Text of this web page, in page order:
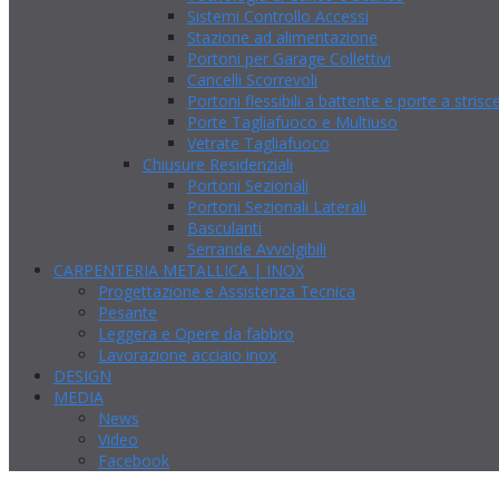
Sistemi Controllo Accessi
Stazione ad alimentazione
Portoni per Garage Collettivi
Cancelli Scorrevoli
Portoni flessibili a battente e porte a
Porte Tagliafuoco e Multiuso
Vetrate Tagliafuoco
Chiusure Residenziali
Portoni Sezionali
Portoni Sezionali Laterali
Basculanti
Serrande Avvolgibili
CARPENTERIA METALLICA | INOX
Progettazione e Assistenza Tecnica
Pesante
Leggera e Opere da fabbro
Lavorazione acciaio inox
DESIGN
MEDIA
News
Video
Facebook